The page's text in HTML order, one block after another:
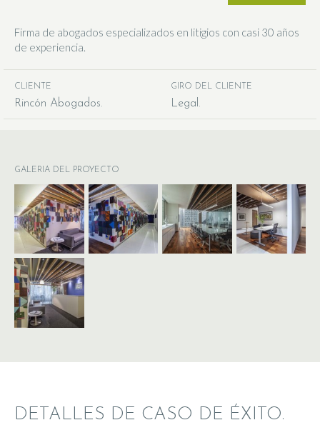
Firma de abogados especializados en litigios con casi 30 años
de experiencia.
CLIENTE
Rincón Abogados
GIRO DEL CLIENTE
Legal
GALERIA DEL PROYECTO
DETALLES DE CASO DE ÉXITO.